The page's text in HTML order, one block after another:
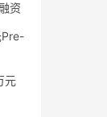
资
Pre-
元